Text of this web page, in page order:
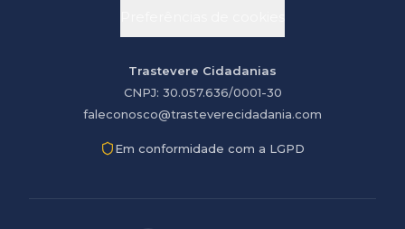
Trastevere Cidadanias
CNPJ: 30.057.636/0001-30
faleconosco@trasteverecidadania.com
Em conformidade com a LGPD